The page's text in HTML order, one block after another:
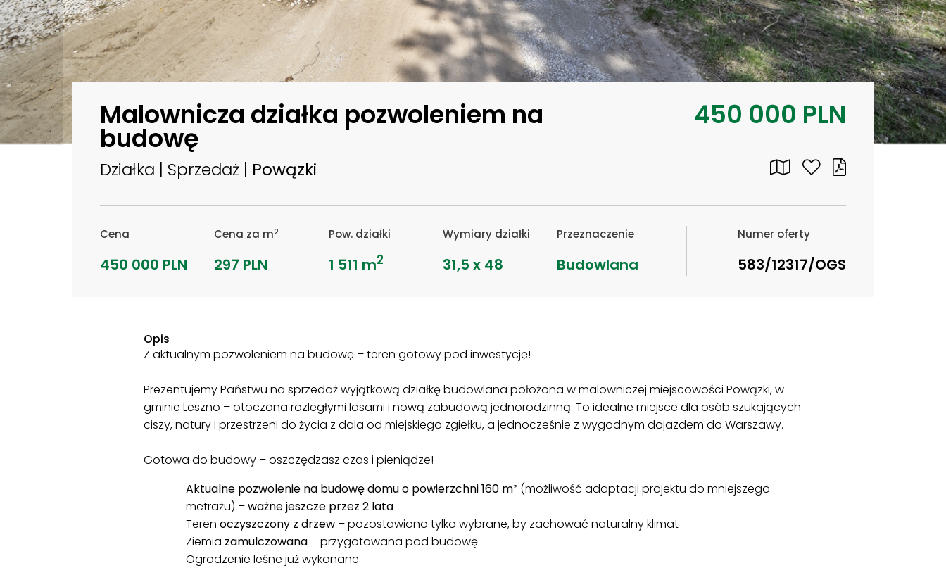
Malownicza działka pozwoleniem na
budowę
Działka | Sprzedaż | Powązki
450 000 PLN
Cena
450 000 PLN
Cena za m2
297 PLN
Pow. działki
1 511 m2
Wymiary działki
31,5 x 48
Przeznaczenie
Budowlana
Numer oferty
583/12317/OGS
Opis
Z aktualnym pozwoleniem na budowę – teren gotowy pod inwestycję!
Prezentujemy Państwu na sprzedaż wyjątkową działkę budowlana położona w malowniczej miejscowości Powązki, w
gminie Leszno – otoczona rozległymi lasami i nową zabudową jednorodzinną. To idealne miejsce dla osób szukających
ciszy, natury i przestrzeni do życia z dala od miejskiego zgiełku, a jednocześnie z wygodnym dojazdem do Warszawy.
Gotowa do budowy – oszczędzasz czas i pieniądze!
Aktualne pozwolenie na budowę domu o powierzchni 160 m² (możliwość adaptacji projektu do mniejszego
metrażu) –ważne jeszcze przez 2 lata
Teren oczyszczony z drzew – pozostawiono tylko wybrane, by zachować naturalny klimat
Ziemia zamulczowana – przygotowana pod budowę
Ogrodzenie leśne już wykonane